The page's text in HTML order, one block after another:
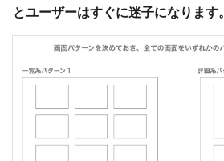
とユーザーはすぐに迷子になります。